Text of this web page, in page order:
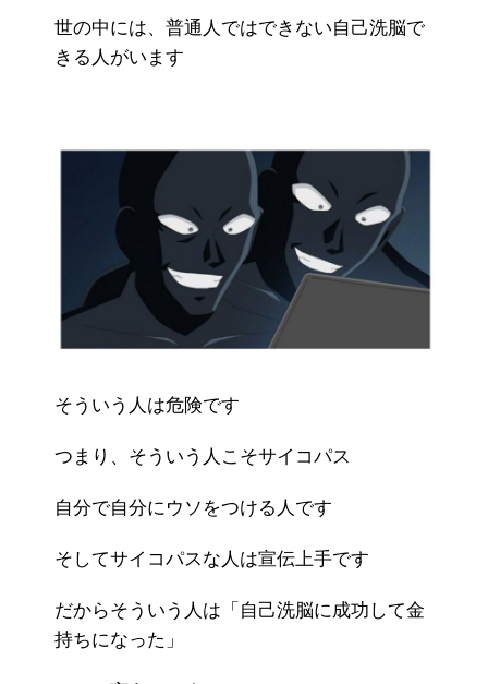
世の中には、普通人ではできない自己洗脳で
きる人がいます
そういう人は危険です
つまり、そういう人こそサイコパス
自分で自分にウソをつける人です
そしてサイコパスな人は宣伝上手です
だからそういう人は「自己洗脳に成功して金
持ちになった」